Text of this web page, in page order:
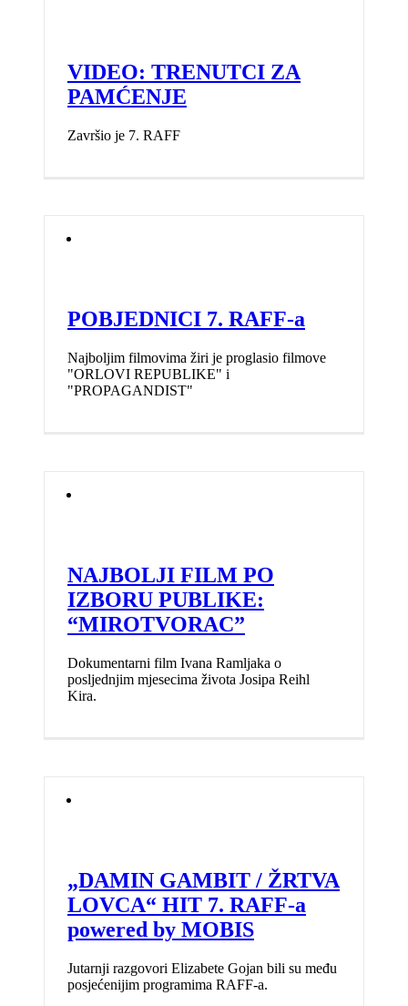
VIDEO: TRENUTCI ZA
PAMĆENJE
Završio je 7. RAFF
POBJEDNICI 7. RAFF-a
Najboljim filmovima žiri je proglasio filmove
"ORLOVI REPUBLIKE" i
"PROPAGANDIST"
NAJBOLJI FILM PO
IZBORU PUBLIKE:
“MIROTVORAC”
Dokumentarni film Ivana Ramljaka o
posljednjim mjesecima života Josipa Reihl
Kira.
„DAMIN GAMBIT / ŽRTVA
LOVCA“ HIT 7. RAFF-a
powered by MOBIS
Jutarnji razgovori Elizabete Gojan bili su među
posjećenijim programima RAFF-a.